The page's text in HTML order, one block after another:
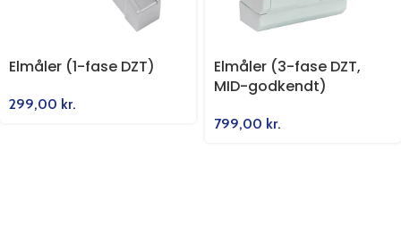
Elmåler (1-fase DZT)
299,00 kr.
Elmåler (3-fase DZT,
MID-godkendt)
799,00 kr.